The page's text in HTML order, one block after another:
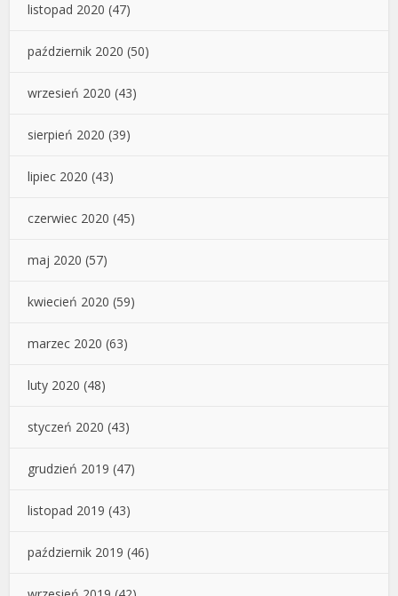
listopad 2020 (47)
październik 2020 (50)
wrzesień 2020 (43)
sierpień 2020 (39)
lipiec 2020 (43)
czerwiec 2020 (45)
maj 2020 (57)
kwiecień 2020 (59)
marzec 2020 (63)
luty 2020 (48)
styczeń 2020 (43)
grudzień 2019 (47)
listopad 2019 (43)
październik 2019 (46)